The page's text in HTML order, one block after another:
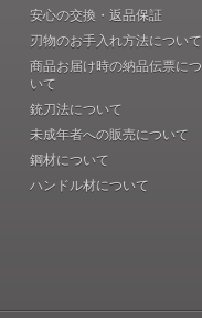
安心の交換・返品保証
刃物のお手入れ方法について
商品お届け時の納品伝票につ
いて
銃刀法について
未成年者への販売について
鋼材について
ハンドル材について